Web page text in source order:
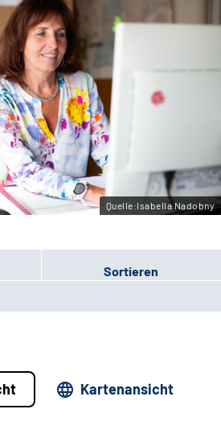
Quelle:Isabella Nadobny
Sortieren
Kartenansicht